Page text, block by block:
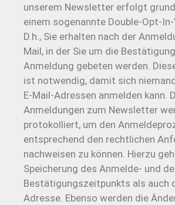
unserem Newsletter erfolgt
einem sogenannte Double-Opt-
D.h., Sie erhalten nach der
Mail, in der Sie um die
Anmeldung gebeten werden.
ist notwendig, damit sich
E-Mail-Adressen anmelden kann.
Anmeldungen zum Newsletter
protokolliert, um den
entsprechend den rechtlichen
nachweisen zu können. Hierzu
Speicherung des Anmelde- und
Bestätigungszeitpunkts als auch
Adresse. Ebenso werden die